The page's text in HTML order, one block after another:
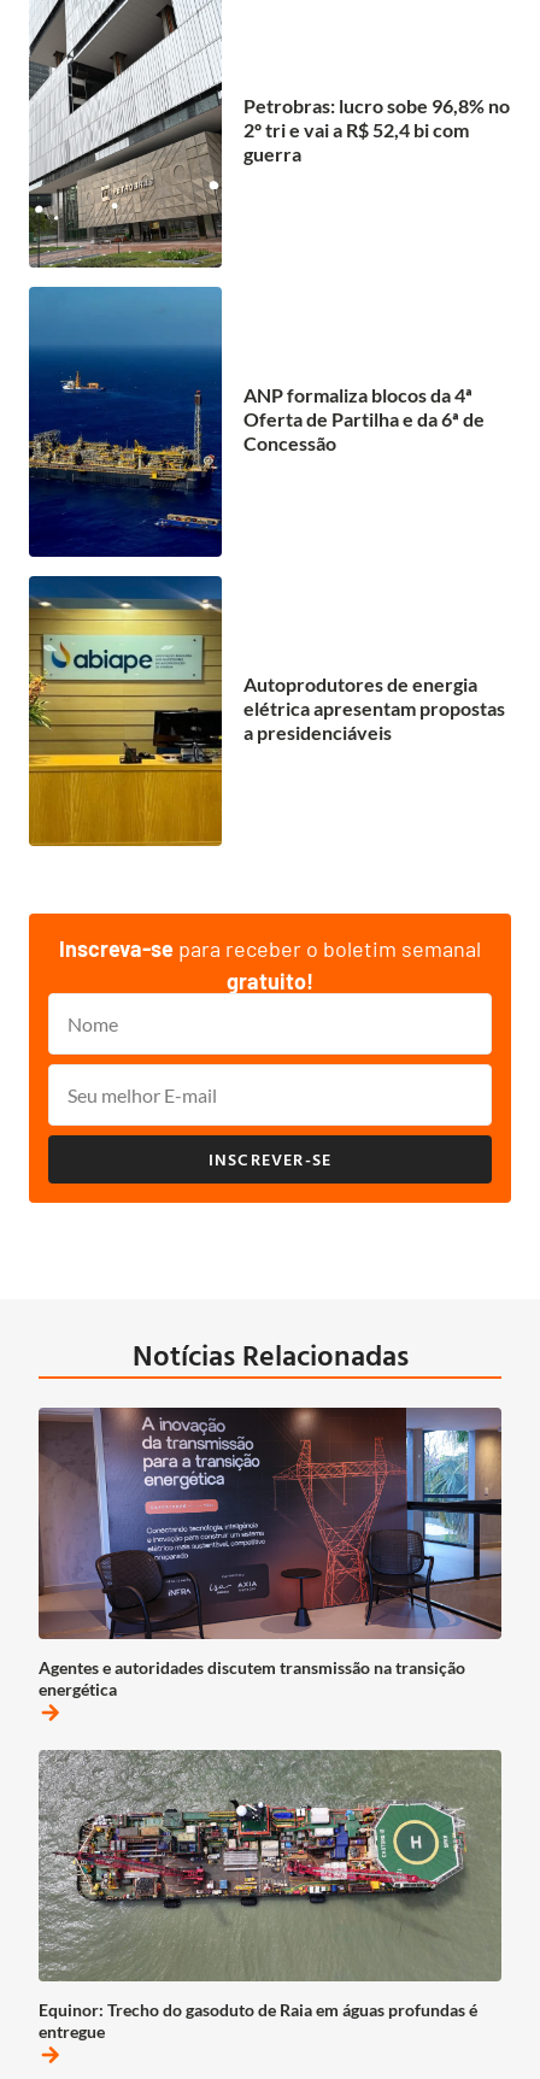
Petrobras: lucro sobe 96,8% no
2º tri e vai a R$ 52,4 bi com
guerra
ANP formaliza blocos da 4ª
Oferta de Partilha e da 6ª de
Concessão
Autoprodutores de energia
elétrica apresentam propostas
a presidenciáveis
Inscreva-se para receber o boletim semanal
gratuito!
INSCREVER-SE
Notícias Relacionadas
Agentes e autoridades discutem transmissão na transição
energética
arrow_forward
Equinor: Trecho do gasoduto de Raia em águas profundas é
entregue
arrow_forward